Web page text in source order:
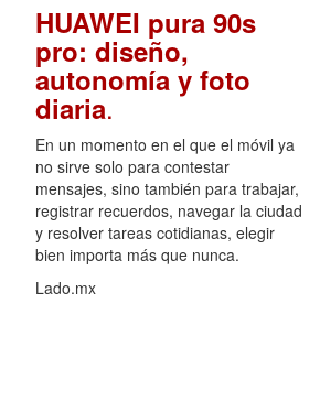
HUAWEI pura 90s
pro: diseño,
autonomía y foto
diaria.
En un momento en el que el móvil ya
no sirve solo para contestar
mensajes, sino también para trabajar,
registrar recuerdos, navegar la ciudad
y resolver tareas cotidianas, elegir
bien importa más que nunca.
Lado.mx